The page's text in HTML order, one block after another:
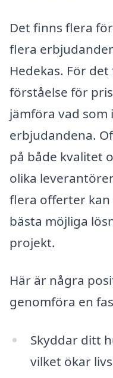
Det finns flera
flera
Hedekas. För
förståelse för
jämföra vad som
erbjudandena.
på både kvalitet
olika
flera offerter kan
bästa möjliga
projekt.
Här är några
genomföra en
Skyddar ditt
vilket ökar